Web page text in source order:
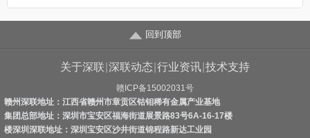
回到顶部
关于深联 深联动态 行业资讯 技术支持
赣ICP备15002031号
赣州深联地址：江西省赣州市章贡区钴钼稀有金属产业基地
集团总部地址：深圳市宝安区福海街道展景路83号6A-16-17楼
楼深圳深联地址：深圳宝安区沙井街道锦程路新达工业园